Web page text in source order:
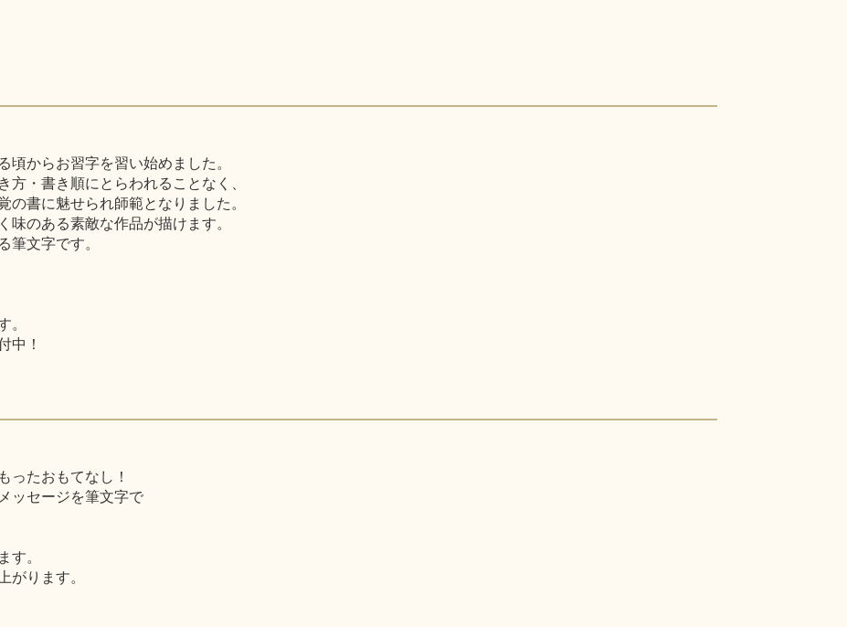
からお習字を習い始めました。
・書き順にとらわれることなく、
書に魅せられ師範となりました。
のある素敵な作品が描けます。
筆文字です。
。
中！
ったおもてなし！
ッセージを筆文字で
す。
がります。